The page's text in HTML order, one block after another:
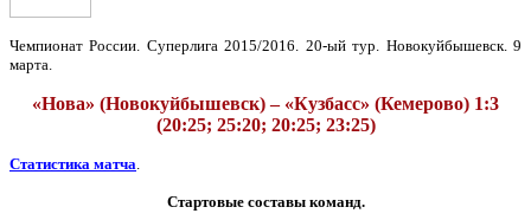
Чемпионат России. Суперлига 2015/2016. 20-ый тур. Новокуйбышевск. 9
марта.
«Нова» (Новокуйбышевск) – «Кузбасс» (Кемерово) 1:3
(20:25; 25:20; 20:25; 23:25)
Статистика матча.
Стартовые составы команд.